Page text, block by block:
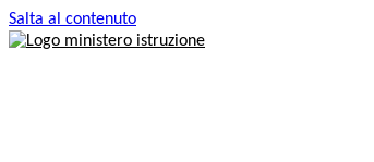
Salta al contenuto